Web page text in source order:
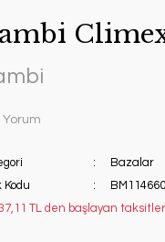
Yorum
Bazalar
Kodu
TL den başlayan